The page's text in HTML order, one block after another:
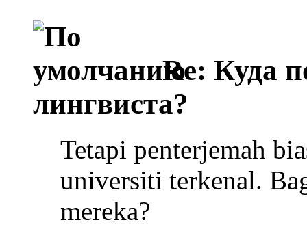
Re: Куда
лингвиста?
Tetapi penterjemah
universiti terkenal.
mereka?